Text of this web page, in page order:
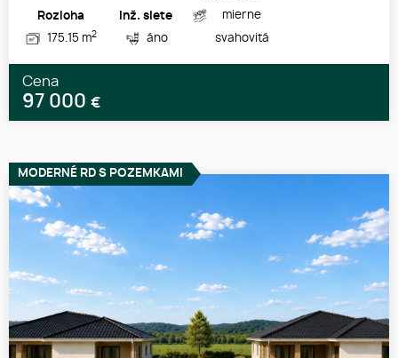
Rozloha
175.15 m2
Inž. siete
áno
mierne
svahovitá
Cena
97 000 €
MODERNÉ RD S POZEMKAMI